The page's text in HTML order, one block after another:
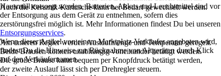
Auch die Keramik-Kartusche kann bei Bedarf gewechselt werden.
Am unteren Regler werden Auslaufmenge und Temperatur geregelt.
Beide Brausen können unabhängig voneinander betätigt werden.
Die große Brause kann bequem per Knopfdruck betätigt werden,
der zweite Auslauf lässt sich per Drehregler steuern.
Hausmüll entsorgt werden. Batterien, Akkus und Leuchtmittel sind vor
der Entsorgung aus dem Gerät zu entnehmen, sofern dies
zerstörungsfrei möglich ist. Mehr Informationen findest Du bei unseren
Entsorgungsservices.
Wenn dieser Artikel von einem Marktplatz-Verkäufer angeboten wird,
findest Du die Hinweise zur Rücknahme von Altgeräten durch Klick
auf den Verkäufernamen.